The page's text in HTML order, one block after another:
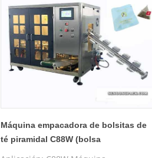
Wuyishan Dahongpao, té de rosas,
tabletas de ginseng, etc.
Características : La bolsa piramidal de
nailon está hecha de materiales
ecológicos. nailon amigable y
materiales no 7
Máquina empacadora de bolsitas de
té piramidal C88W (bolsa